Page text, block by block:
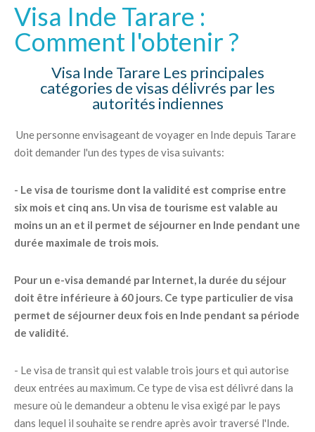
Visa Inde Tarare :
Comment l'obtenir ?
Visa Inde Tarare Les principales
catégories de visas délivrés par les
autorités indiennes
Une personne envisageant de voyager en Inde depuis Tarare
doit demander l'un des types de visa suivants:
- Le visa de tourisme dont la validité est comprise entre
six mois et cinq ans. Un visa de tourisme est valable au
moins un an et il permet de séjourner en Inde pendant une
durée maximale de trois mois.
Pour un e-visa demandé par Internet, la durée du séjour
doit être inférieure à 60 jours. Ce type particulier de visa
permet de séjourner deux fois en Inde pendant sa période
de validité.
- Le visa de transit qui est valable trois jours et qui autorise
deux entrées au maximum. Ce type de visa est délivré dans la
mesure où le demandeur a obtenu le visa exigé par le pays
dans lequel il souhaite se rendre après avoir traversé l'Inde.